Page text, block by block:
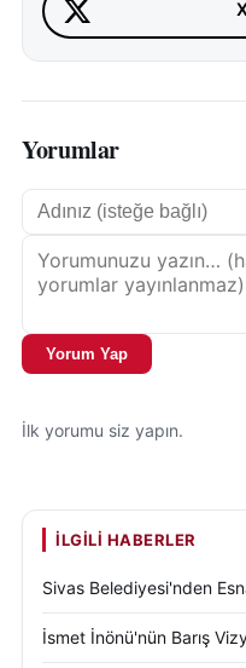
Yorumlar
Yorum Yap
İlk yorumu siz yapın.
İLGILI HABERLER
Sivas Belediyesi'nden
İsmet İnönü'nün Barış